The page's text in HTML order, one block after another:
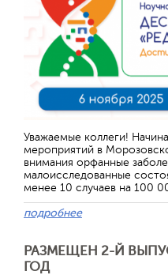
Уважаемые коллеги!
мероприятий в
внимания орфанные
малоисследованные
менее 10 случаев на 100
подробнее
РАЗМЕЩЕН 2-Й
ГОД